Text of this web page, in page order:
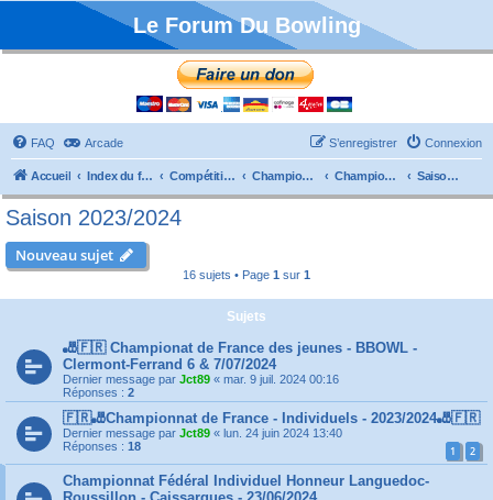
Le Forum Du Bowling
FAQ Arcade Connexion
S’enregistrer
Accueil Index du forum Compétitions Championnats de France Championnat Individuels Saison 2023/2024
Saison 2023/2024
Nouveau sujet
16 sujets • Page 1 sur 1
Sujets
🎳🇫🇷 Championat de France des jeunes - BBOWL -
Clermont-Ferrand 6 & 7/07/2024
Dernier message par Jct89 « mar. 9 juil. 2024 00:16
Réponses : 2
🇫🇷🎳Championnat de France - Individuels - 2023/2024🎳🇫🇷
Dernier message par Jct89 « lun. 24 juin 2024 13:40
Réponses : 18 1 2
Championnat Fédéral Individuel Honneur Languedoc-